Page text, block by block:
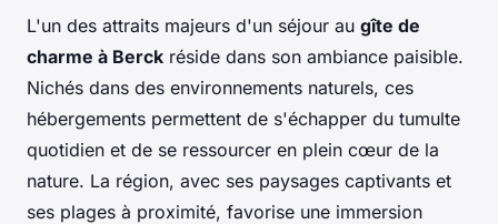
L'un des attraits majeurs d'un séjour au gîte de
charme à Berck réside dans son ambiance paisible.
Nichés dans des environnements naturels, ces
hébergements permettent de s'échapper du tumulte
quotidien et de se ressourcer en plein cœur de la
nature. La région, avec ses paysages captivants et
ses plages à proximité, favorise une immersion